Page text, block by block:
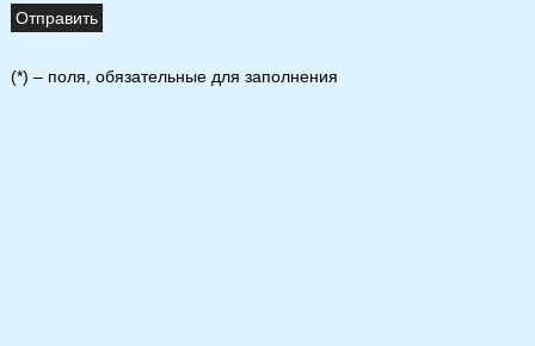
(*) – поля, обязательные для заполнения